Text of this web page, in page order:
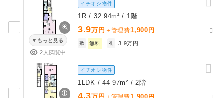
もっと見る
2人閲覧中
イチオシ物件
1R / 32.94m² / 1階
3.9万円 ＋管理費1,900 円
敷 無料 礼 3.9万円
イチオシ物件
1LDK / 44.97m² / 2階
4.3万円 ＋管理費1,900 円